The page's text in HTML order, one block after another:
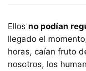
Ellos no podían
llegado el
horas, caían fruto
nosotros, los